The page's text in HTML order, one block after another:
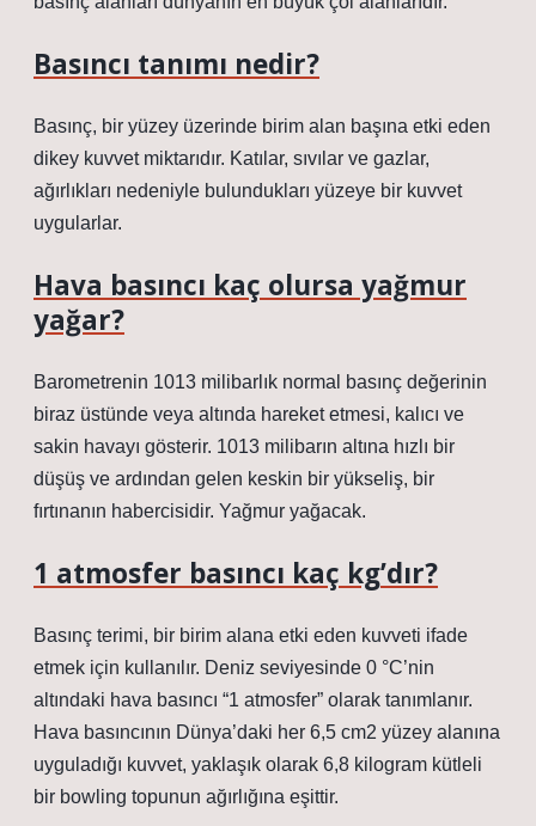
Basıncı tanımı nedir?
Basınç, bir yüzey üzerinde birim alan başına etki eden
dikey kuvvet miktarıdır. Katılar, sıvılar ve gazlar,
ağırlıkları nedeniyle bulundukları yüzeye bir kuvvet
uygularlar.
Hava basıncı kaç olursa yağmur
yağar?
Barometrenin 1013 milibarlık normal basınç değerinin
biraz üstünde veya altında hareket etmesi, kalıcı ve
sakin havayı gösterir. 1013 milibarın altına hızlı bir
düşüş ve ardından gelen keskin bir yükseliş, bir
fırtınanın habercisidir. Yağmur yağacak.
1 atmosfer basıncı kaç kg’dır?
Basınç terimi, bir birim alana etki eden kuvveti ifade
etmek için kullanılır. Deniz seviyesinde 0 °C’nin
altındaki hava basıncı “1 atmosfer” olarak tanımlanır.
Hava basıncının Dünya’daki her 6,5 cm2 yüzey alanına
uyguladığı kuvvet, yaklaşık olarak 6,8 kilogram kütleli
bir bowling topunun ağırlığına eşittir.